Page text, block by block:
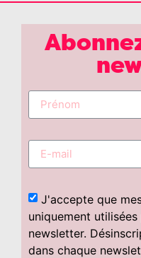
J'accepte que
uniquement
newsletter.
dans chaque